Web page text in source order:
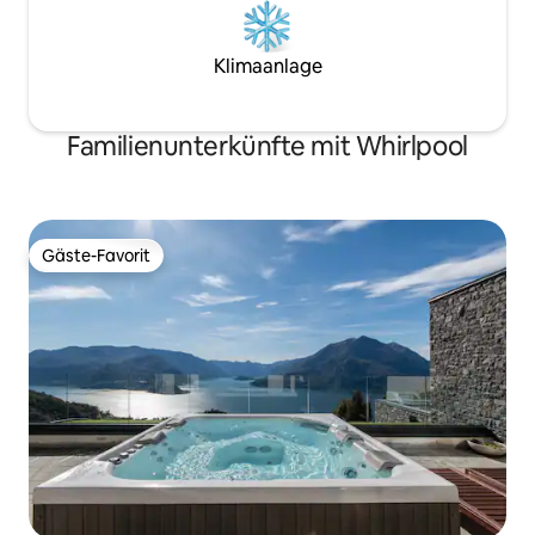
Klimaanlage
Familienunterkünfte mit Whirlpool
Gäste-Favorit
Gäste-Favorit